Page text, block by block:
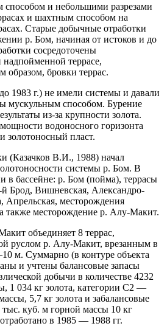
способом и небольшими разрезами
и шахтным способом на
Старые добычные отработки
р. Бом, начиная от истоков и до
сосредоточены
террасе,
образом, бровки террас.
1983 г.) не имели системы и давали
мускульным способом. Бурение
из-за крупности золота.
водоносного горизонта
золотоносный пласт.
(Казачков В.И., 1988) начал
системы р. Бом. В
в бассейне: р. Бом (пойма), террасы
Брод, Вишневская, Александро-
Апрельская, месторождения
месторождение р. Алу-Макит.
объединяет 8 террас,
руслом р. Алу-Макит, врезанным в
м. Суммарно (в контуре объекта
и учтены балансовые запасы
добычи в количестве 4232
1 034 кг золота, категории С2 —
5,7 кг золота и забалансовые
тыс. куб. м горной массы 10 кг
в 1985 — 1988 гг.